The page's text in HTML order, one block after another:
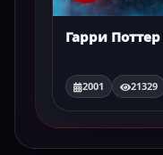
Гарри
2001 21329